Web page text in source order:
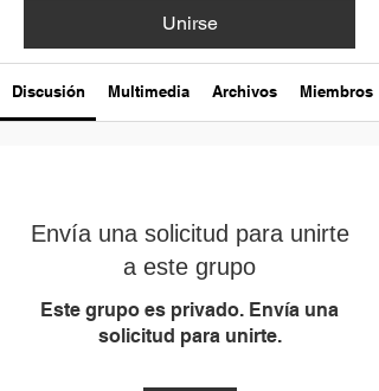
Unirse
Discusión Multimedia Archivos Miembros
Envía una solicitud para unirte
a este grupo
Este grupo es privado. Envía una
solicitud para unirte.